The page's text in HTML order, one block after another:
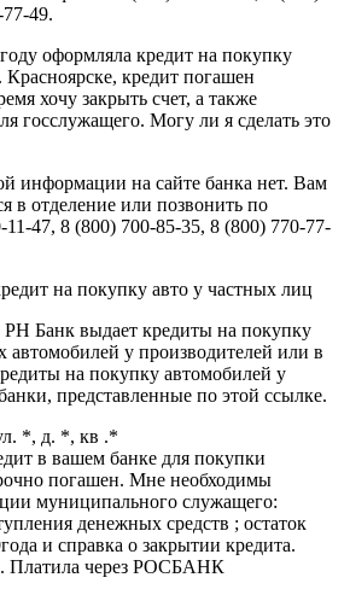
49.
оформляла кредит на покупку
кредит погашен
хочу закрыть счет, а также
госслужащего. Могу ли я сделать это
информации на сайте банка нет. Вам
в отделение или позвонить по
47, 8 (800) 700-85-35, 8 (800) 770-77-
на покупку авто у частных лиц
РН Банк выдает кредиты на покупку
у производителей или в
на покупку автомобилей у
представленные по этой ссылке.
*, д. *, кв .*
в вашем банке для покупки
погашен. Мне необходимы
муниципального служащего:
денежных средств ; остаток
и справка о закрытии кредита.
Платила через РОСБАНК